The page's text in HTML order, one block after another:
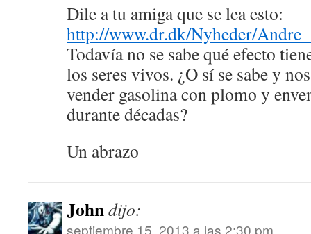
Dile a tu amiga que se lea esto:
http://www.dr.dk/Nyheder/
Todavía no se sabe qué efecto
los seres vivos. ¿O sí se sabe y
vender gasolina con plomo y
durante décadas?
Un abrazo
Johndijo:
septiembre 15, 2013 a las 2:30 pm